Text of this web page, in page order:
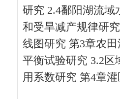
研究 2.4鄱阳湖流域
和受旱减产规律研
线图研究 第3章农
平衡试验研究 3.2区
用系数研究 第4章